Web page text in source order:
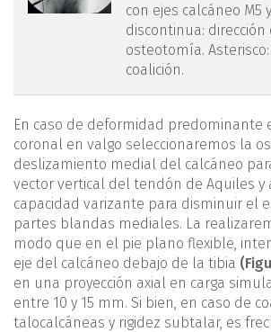
con ejes calcáneo M5
discontinua: dirección
osteotomía.
coalición.
En caso de deformidad predominante
coronal en valgo seleccionaremos la
deslizamiento medial del calcáneo
vector vertical del tendón de Aquiles y
capacidad varizante para disminuir el
partes blandas mediales. La
modo que en el pie plano flexible,
eje del calcáneo debajo de la tibia
en una proyección axial en carga
entre 10 y 15 mm. Si bien, en caso de
talocalcáneas y rigidez subtalar, es